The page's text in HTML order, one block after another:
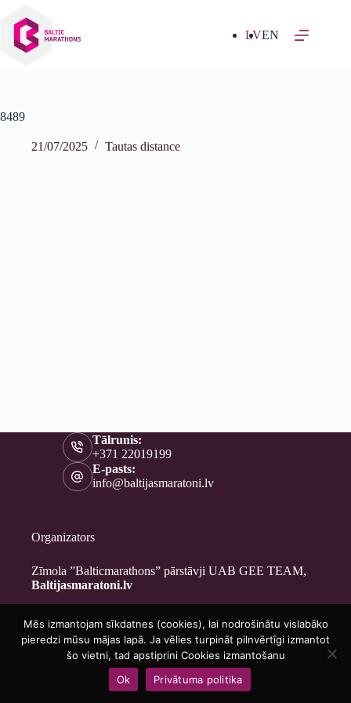
saturu
LVEN
8489
21/07/2025 Tautas distance
Tālrunis:
+371 22019199
E-pasts:
info@baltijasmaratoni.lv
Organizators
Zīmola ”Balticmarathons” pārstāvji UAB GEE TEAM,
Baltijasmaratoni.lv
Kontakti
Par mums
Brīvprātīgajiem
Privātuma politika
Copyright © 2026 - Baltijasmaratoni.lv
Mēs izmantojam sīkdatnes (cookies), lai nodrošinātu vislabāko
pieredzi mūsu mājas lapā. Ja vēlies turpināt pilnvērtīgi izmantot
šo vietni, tad apstiprini Cookies izmantošanu
Ok
Privātuma politika